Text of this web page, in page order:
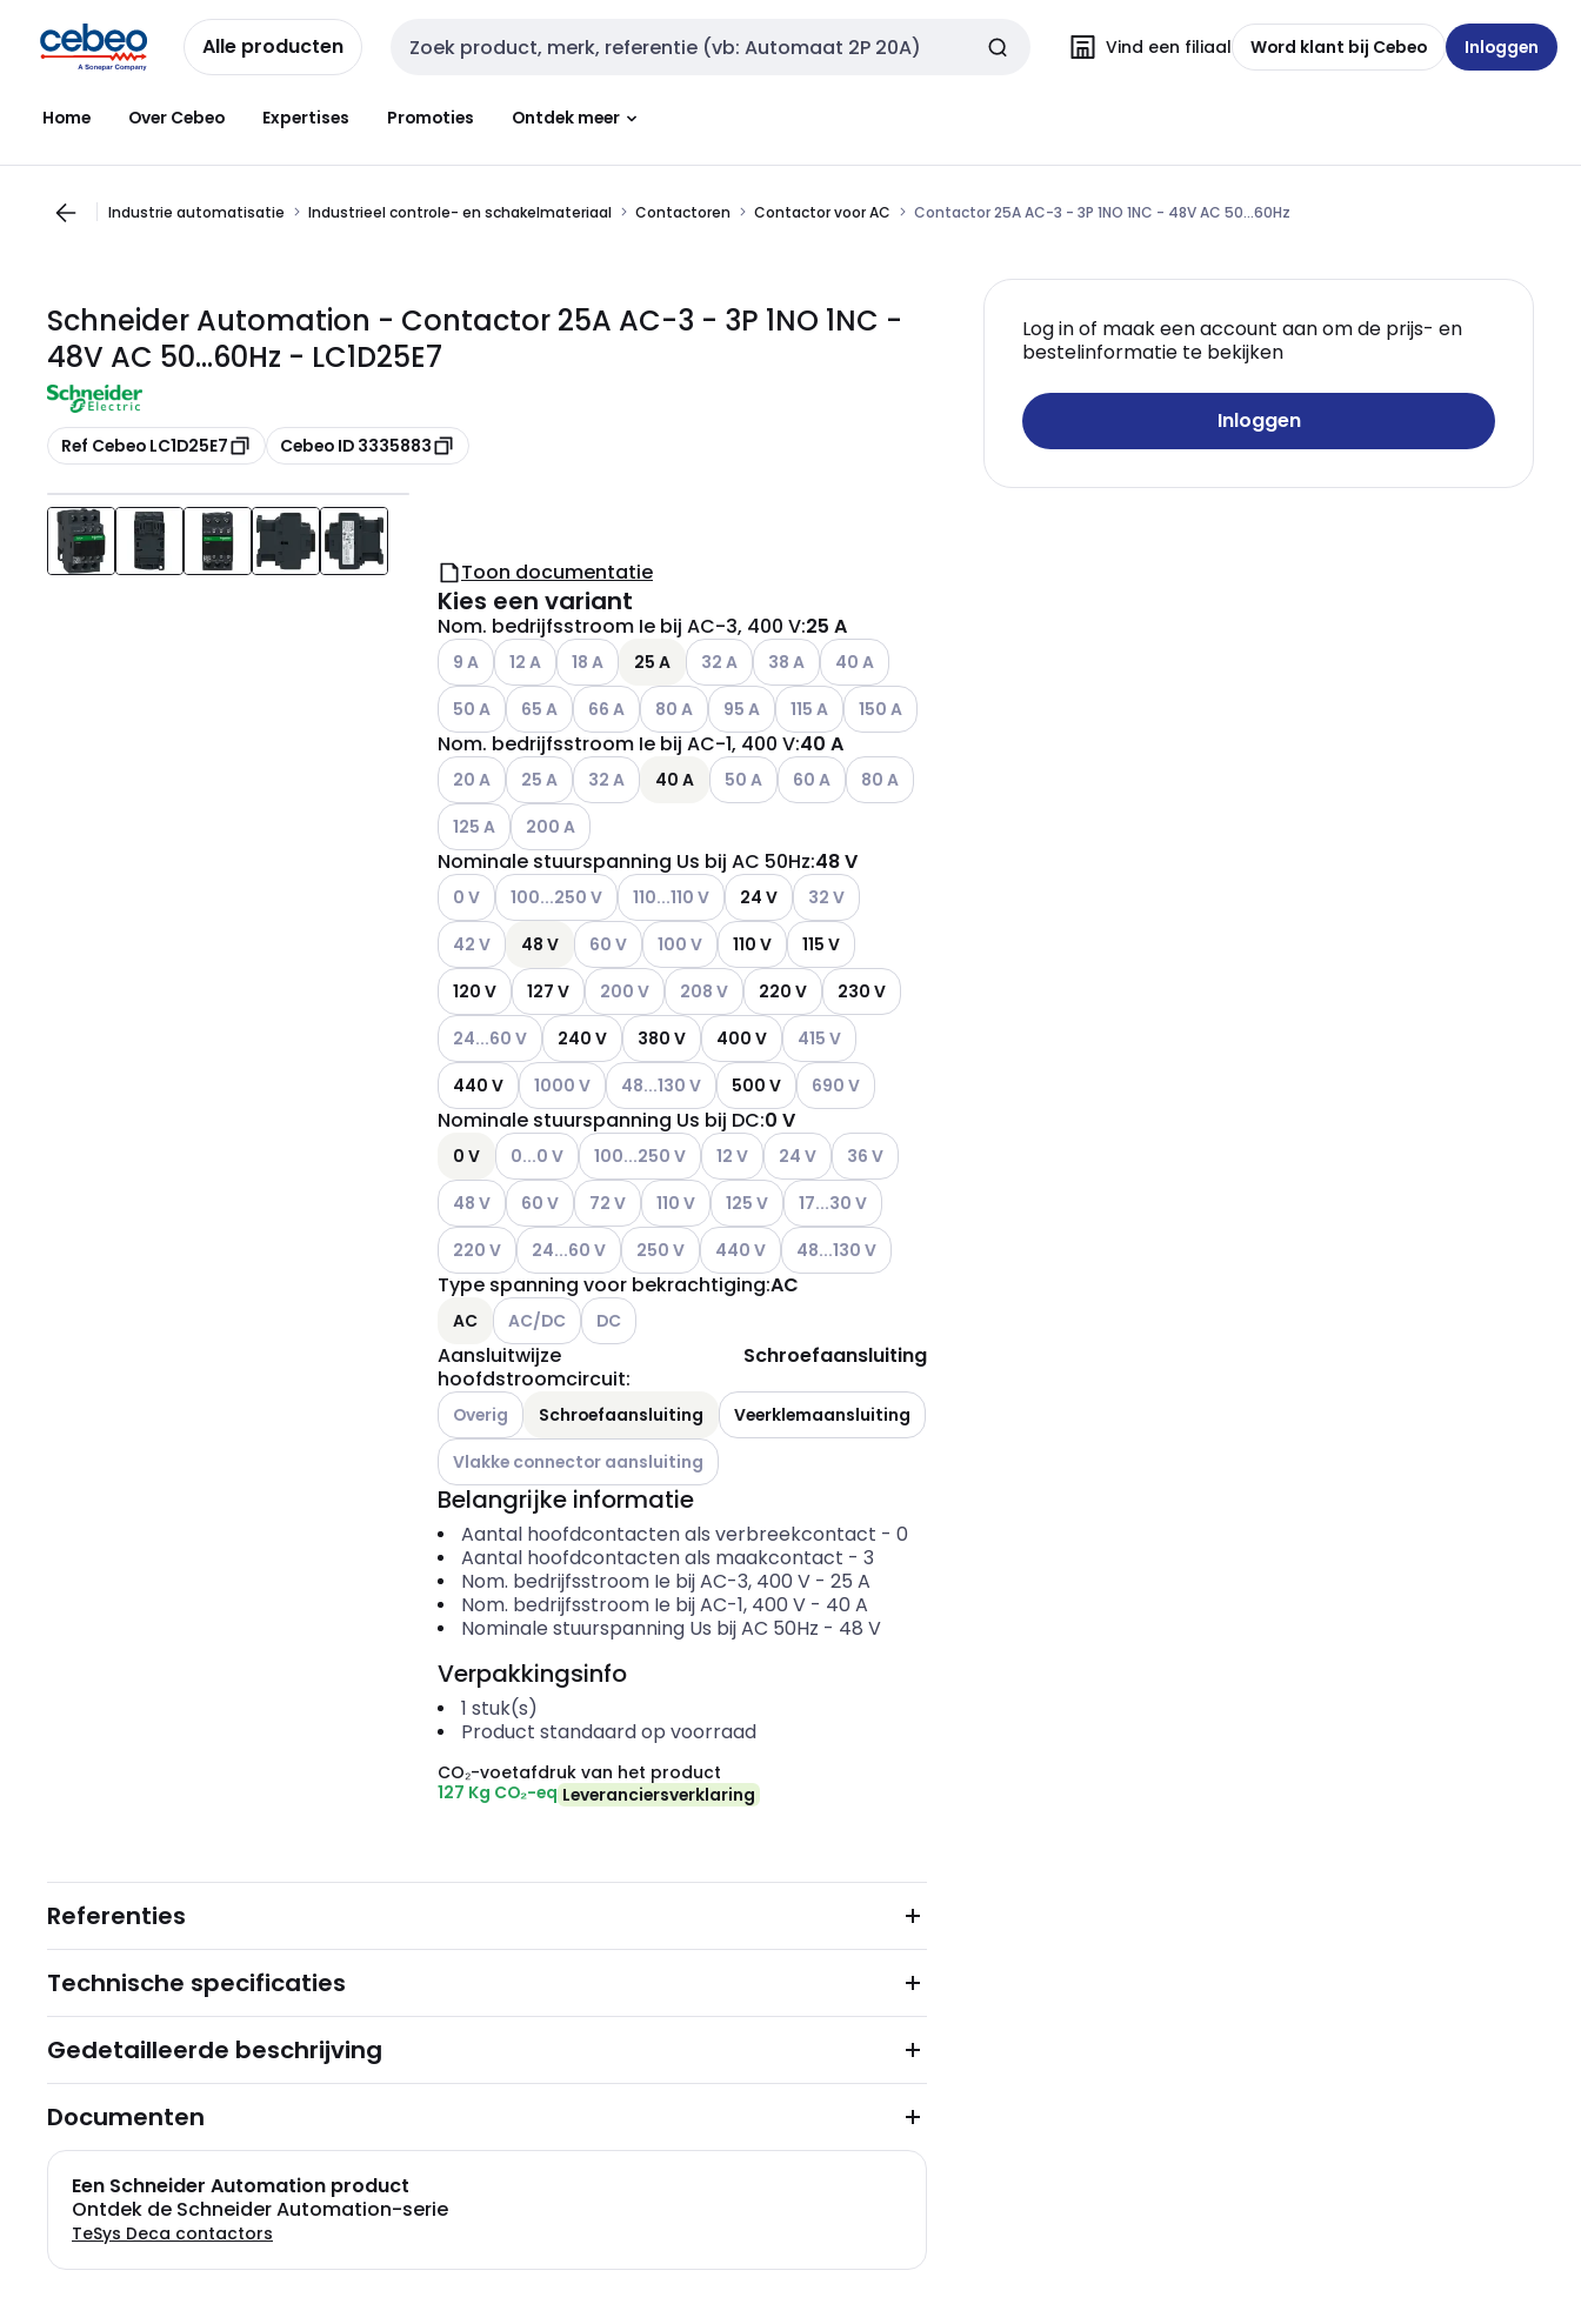
naar
navigatie
naar
inhoud
Alle producten Zoekveld invoer Vind een filiaal Word klant bij Cebeo Inloggen
Home Over Cebeo Expertises Promoties Ontdek meer
Industrie automatisatie Industrieel controle- en schakelmateriaal Contactoren Contactor voor AC Contactor 25A AC-3 - 3P 1NO 1NC - 48V AC 50...60Hz
Schneider Automation - Contactor 25A AC-3 - 3P 1NO 1NC -
48V AC 50...60Hz - LC1D25E7
Kopiëren
Ref Cebeo LC1D25E7 Kopiëren
Cebeo ID 3335883
Log in of maak een account aan om de prijs- en
bestelinformatie te bekijken
Inloggen
Toon documentatie
Kies een variant
Nom. bedrijfsstroom Ie bij AC-3, 400 V:25 A
Andere varianten (Huidige combinatie niet mogelijk)
9 A Andere varianten (Huidige combinatie niet mogelijk)
12 A Andere varianten (Huidige combinatie niet mogelijk)
18 A 25 A Andere varianten (Huidige combinatie niet mogelijk)
32 A Andere varianten (Huidige combinatie niet mogelijk)
38 A Andere varianten (Huidige combinatie niet mogelijk)
40 A
Andere varianten (Huidige combinatie niet mogelijk)
50 A Andere varianten (Huidige combinatie niet mogelijk)
65 A Andere varianten (Huidige combinatie niet mogelijk)
66 A Andere varianten (Huidige combinatie niet mogelijk)
80 A Andere varianten (Huidige combinatie niet mogelijk)
95 A Andere varianten (Huidige combinatie niet mogelijk)
115 A Andere varianten (Huidige combinatie niet mogelijk)
150 A
Nom. bedrijfsstroom Ie bij AC-1, 400 V:40 A
Andere varianten (Huidige combinatie niet mogelijk)
20 A Andere varianten (Huidige combinatie niet mogelijk)
25 A Andere varianten (Huidige combinatie niet mogelijk)
32 A 40 A Andere varianten (Huidige combinatie niet mogelijk)
50 A Andere varianten (Huidige combinatie niet mogelijk)
60 A Andere varianten (Huidige combinatie niet mogelijk)
80 A
Andere varianten (Huidige combinatie niet mogelijk)
125 A Andere varianten (Huidige combinatie niet mogelijk)
200 A
Nominale stuurspanning Us bij AC 50Hz:48 V
Andere varianten (Huidige combinatie niet mogelijk)
0 V Andere varianten (Huidige combinatie niet mogelijk)
100...250 V Andere varianten (Huidige combinatie niet mogelijk)
110...110 V 24 V Andere varianten (Huidige combinatie niet mogelijk)
32 V
Andere varianten (Huidige combinatie niet mogelijk)
42 V 48 V Andere varianten (Huidige combinatie niet mogelijk)
60 V Andere varianten (Huidige combinatie niet mogelijk)
100 V 110 V
115 V
120 V
127 V Andere varianten (Huidige combinatie niet mogelijk)
200 V Andere varianten (Huidige combinatie niet mogelijk)
208 V 220 V
230 V
Andere varianten (Huidige combinatie niet mogelijk)
24...60 V 240 V 380 V 400 V Andere varianten (Huidige combinatie niet mogelijk)
415 V
440 V
Andere varianten (Huidige combinatie niet mogelijk)
1000 V Andere varianten (Huidige combinatie niet mogelijk)
48...130 V 500 V Andere varianten (Huidige combinatie niet mogelijk)
690 V
Nominale stuurspanning Us bij DC:0 V
0 V Andere varianten (Huidige combinatie niet mogelijk)
0...0 V Andere varianten (Huidige combinatie niet mogelijk)
100...250 V Andere varianten (Huidige combinatie niet mogelijk)
12 V Andere varianten (Huidige combinatie niet mogelijk)
24 V Andere varianten (Huidige combinatie niet mogelijk)
36 V
Andere varianten (Huidige combinatie niet mogelijk)
48 V Andere varianten (Huidige combinatie niet mogelijk)
60 V Andere varianten (Huidige combinatie niet mogelijk)
72 V Andere varianten (Huidige combinatie niet mogelijk)
110 V Andere varianten (Huidige combinatie niet mogelijk)
125 V Andere varianten (Huidige combinatie niet mogelijk)
17...30 V
Andere varianten (Huidige combinatie niet mogelijk)
220 V Andere varianten (Huidige combinatie niet mogelijk)
24...60 V Andere varianten (Huidige combinatie niet mogelijk)
250 V Andere varianten (Huidige combinatie niet mogelijk)
440 V Andere varianten (Huidige combinatie niet mogelijk)
48...130 V
Type spanning voor bekrachtiging:AC
AC Andere varianten (Huidige combinatie niet mogelijk)
AC/DC Andere varianten (Huidige combinatie niet mogelijk)
DC
Aansluitwijze
hoofdstroomcircuit:
Schroefaansluiting
Andere varianten (Huidige combinatie niet mogelijk)
Overig Schroefaansluiting
Veerklemaansluiting
Andere varianten (Huidige combinatie niet mogelijk)
Vlakke connector aansluiting
Belangrijke informatie
Aantal hoofdcontacten als verbreekcontact - 0
Aantal hoofdcontacten als maakcontact - 3
Nom. bedrijfsstroom Ie bij AC-3, 400 V- 25 A
Nom. bedrijfsstroom Ie bij AC-1, 400 V- 40 A
Nominale stuurspanning Us bij AC 50Hz - 48 V
Verpakkingsinfo
1 stuk(s)
Product standaard op voorraad
CO₂-voetafdruk van het product
127 Kg CO₂-eq Leveranciersverklaring
Referenties
Technische specificaties
Gedetailleerde beschrijving
Documenten
Een Schneider Automation product
Ontdek de Schneider Automation-serie
TeSys Deca contactors